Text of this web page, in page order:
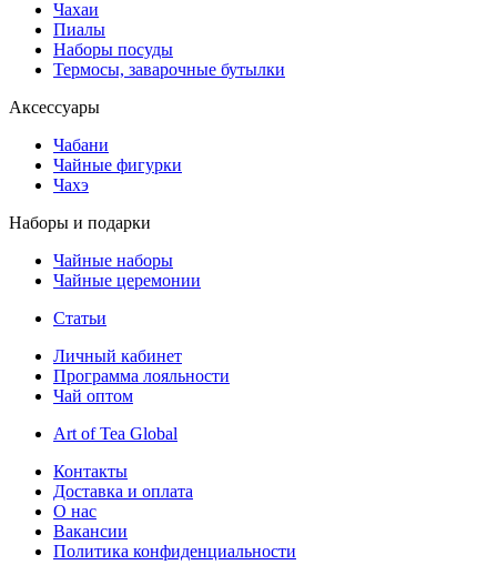
Чахаи
Пиалы
Наборы посуды
Термосы, заварочные бутылки
Аксессуары
Чабани
Чайные фигурки
Чахэ
Наборы и подарки
Чайные наборы
Чайные церемонии
Статьи
Личный кабинет
Программа лояльности
Чай оптом
Art of Tea Global
Контакты
Доставка и оплата
О нас
Вакансии
Политика конфиденциальности